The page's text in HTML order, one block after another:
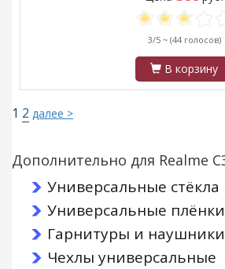
3/5 ~ (44 голосов)
В корзину
1 2 далее >
Дополнительно для Realme
Универсальные стёкла
Универсальные плёнки
Гарнитуры и наушники
Чехлы универсальные